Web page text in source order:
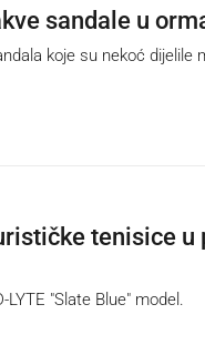
sandale u
koje su nekoć dijelile
tenisice
"Slate Blue" model.